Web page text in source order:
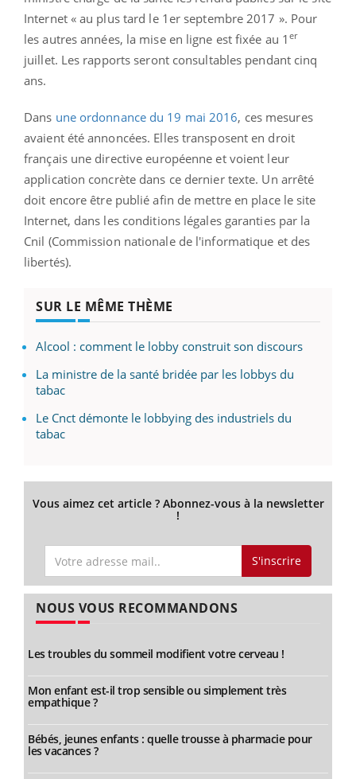
Internet « au plus tard le 1er septembre 2017 ». Pour
les autres années, la mise en ligne est fixée au 1er
juillet. Les rapports seront consultables pendant cinq
ans.
Dans une ordonnance du 19 mai 2016, ces mesures
avaient été annoncées. Elles transposent en droit
français une directive européenne et voient leur
application concrète dans ce dernier texte. Un arrêté
doit encore être publié afin de mettre en place le site
Internet, dans les conditions légales garanties par la
Cnil (Commission nationale de l'informatique et des
libertés).
SUR LE MÊME THÈME
Alcool : comment le lobby construit son discours
La ministre de la santé bridée par les lobbys du
tabac
Le Cnct démonte le lobbying des industriels du
tabac
Vous aimez cet article ? Abonnez-vous à la newsletter
!
S'inscrire
NOUS VOUS RECOMMANDONS
Les troubles du sommeil modifient votre cerveau !
Mon enfant est-il trop sensible ou simplement très
empathique ?
Bébés, jeunes enfants : quelle trousse à pharmacie pour
les vacances ?